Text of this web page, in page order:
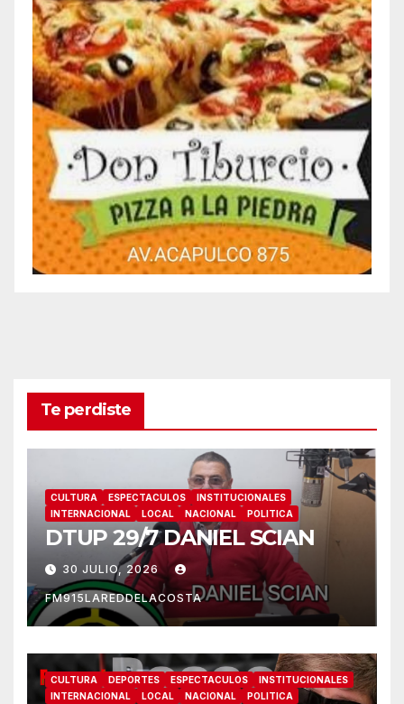
Te perdiste
CULTURA ESPECTACULOS
INSTITUCIONALES
INTERNACIONAL
LOCAL NACIONAL POLITICA
DTUP 29/7 DANIEL SCIAN
30 JULIO, 2026
FM915LAREDDELACOSTA
CULTURA DEPORTES ESPECTACULOS
INSTITUCIONALES
INTERNACIONAL
LOCAL NACIONAL POLITICA